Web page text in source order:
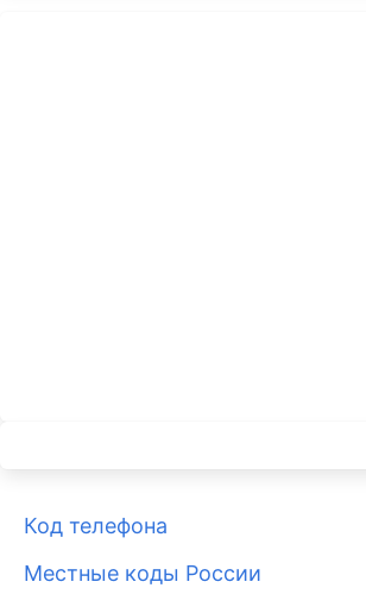
Код телефона
Местные коды России